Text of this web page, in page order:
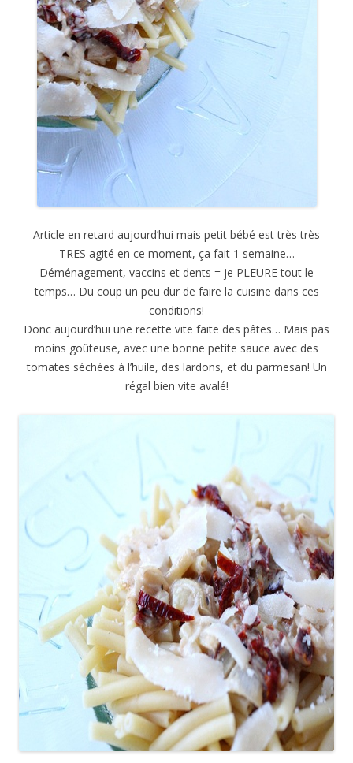
Article en retard aujourd’hui mais petit bébé est très très
TRES agité en ce moment, ça fait 1 semaine…
Déménagement, vaccins et dents = je PLEURE tout le
temps… Du coup un peu dur de faire la cuisine dans ces
conditions!
Donc aujourd’hui une recette vite faite des pâtes… Mais pas
moins goûteuse, avec une bonne petite sauce avec des
tomates séchées à l’huile, des lardons, et du parmesan! Un
régal bien vite avalé!